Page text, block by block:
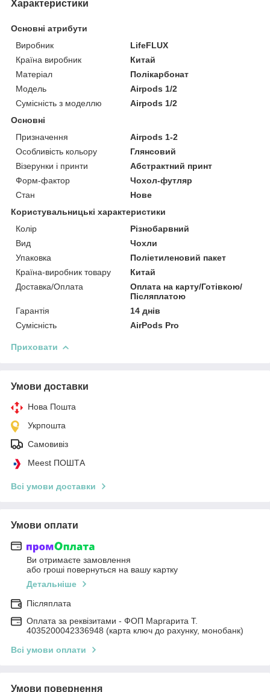
Характеристики
Основні атрибути
Виробник
LifeFLUX
Країна виробник
Китай
Матеріал
Полікарбонат
Модель
Airpods 1/2
Сумісність з моделлю
Airpods 1/2
Основні
Призначення
Airpods 1-2
Особливість кольору
Глянсовий
Візерунки і принти
Абстрактний принт
Форм-фактор
Чохол-футляр
Стан
Нове
Користувальницькі характеристики
Колір
Різнобарвний
Вид
Чохли
Упаковка
Поліетиленовий пакет
Країна-виробник товару
Китай
Доставка/Оплата
Оплата на карту/Готівкою/
Післяплатою
Гарантія
14 днів
Сумісність
AirPods Pro
Приховати
Умови доставки
Нова Пошта
Укрпошта
Самовивіз
Meest ПОШТА
Всі умови доставки
Умови оплати
Ви отримаєте замовлення
або гроші повернуться на вашу картку
Детальніше
Післяплата
Оплата за реквізитами - ФОП Маргарита Т.
4035200042336948 (карта ключ до рахунку, монобанк)
Всі умови оплати
Умови повернення